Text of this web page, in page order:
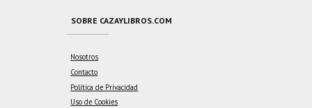
SOBRE CAZAYLIBROS.COM
Nosotros
Contacto
Política de Privacidad
Uso de Cookies